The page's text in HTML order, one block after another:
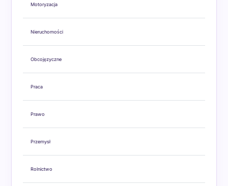
Motoryzacja
Nieruchomości
Obcojęzyczne
Praca
Prawo
Przemysł
Rolnictwo